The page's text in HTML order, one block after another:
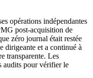
opérations indépendantes
post-acquisition de
zéro journal était restée
dirigeante et a continué à
transparente. Les
audits pour vérifier le